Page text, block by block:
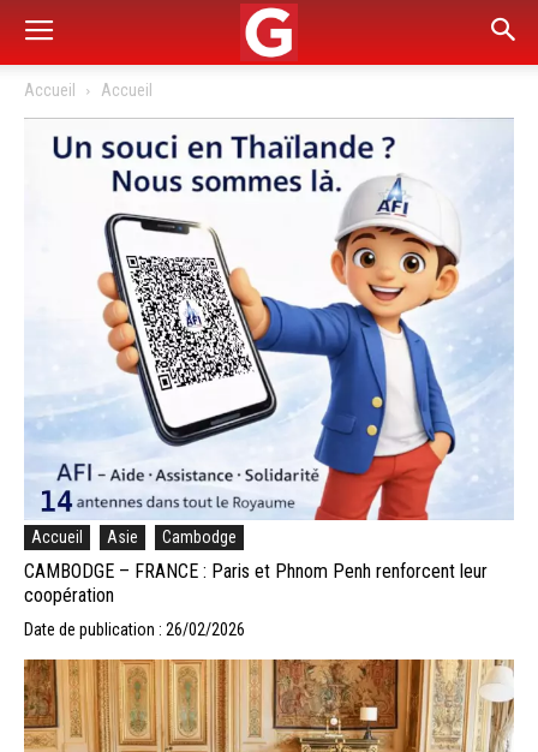
Accueil Accueil
Accueil Asie Cambodge
CAMBODGE – FRANCE : Paris et Phnom Penh renforcent leur
coopération
Date de publication : 26/02/2026